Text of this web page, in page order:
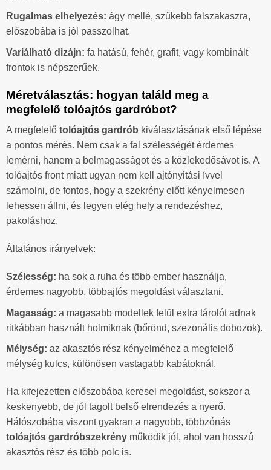
Rugalmas elhelyezés: ágy mellé, szűkebb falszakaszra,
előszobába is jól passzolhat.
Variálható dizájn: fa hatású, fehér, grafit, vagy kombinált
frontok is népszerűek.
Méretválasztás: hogyan találd meg a
megfelelő tolóajtós gardróbot?
A megfelelő tolóajtós gardrób kiválasztásának első lépése
a pontos mérés. Nem csak a fal szélességét érdemes
lemérni, hanem a belmagasságot és a közlekedősávot is. A
tolóajtós front miatt ugyan nem kell ajtónyitási ívvel
számolni, de fontos, hogy a szekrény előtt kényelmesen
lehessen állni, és legyen elég hely a rendezéshez,
pakoláshoz.
Általános irányelvek:
Szélesség: ha sok a ruha és több ember használja,
érdemes nagyobb, többajtós megoldást választani.
Magasság: a magasabb modellek felül extra tárolót adnak
ritkábban használt holmiknak (bőrönd, szezonális dobozok).
Mélység: az akasztós rész kényelméhez a megfelelő
mélység kulcs, különösen vastagabb kabátoknál.
Ha kifejezetten előszobába keresel megoldást, sokszor a
keskenyebb, de jól tagolt belső elrendezés a nyerő.
Hálószobába viszont gyakran a nagyobb, többzónás
tolóajtós gardróbszekrény működik jól, ahol van hosszú
akasztós rész és több polc is.